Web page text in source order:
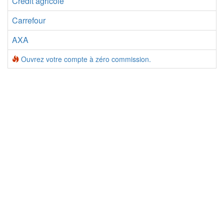
Carrefour
AXA
Ouvrez votre compte à zéro commission.